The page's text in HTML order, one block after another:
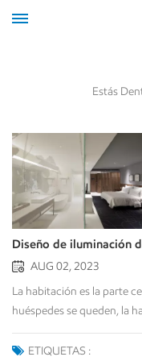
Estás
Diseño de iluminación
AUG 02, 2023
La habitación es la parte
huéspedes se queden, la
debe tener una variedad
dormir, una sala de
ETIQUETAS :